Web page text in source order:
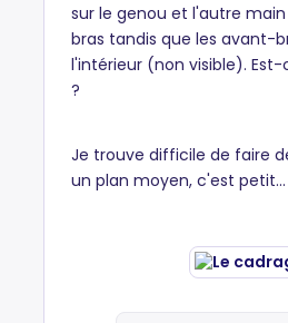
sur le genou et l'autre
bras tandis que les avant-
l'intérieur (non visible).
?
Je trouve difficile de faire
un plan moyen, c'est